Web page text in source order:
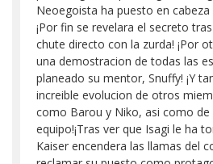
Neoegoista ha puesto en
¡Por fin se revelara el secreto
chute directo con la zurda! ¡Por
una demostracion de todas las
planeado su mentor, Snuffy! ¡Y
increible evolucion de otros
como Barou y Niko, asi como de
equipo!¡Tras ver que Isagi le ha
Kaiser encendera las llamas del